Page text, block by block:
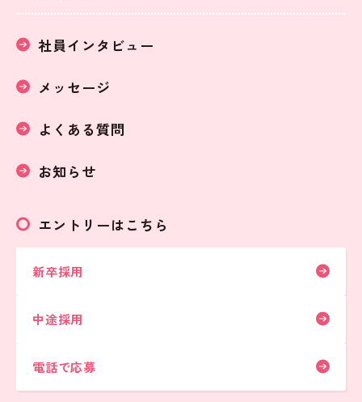
社員インタビュー
メッセージ
よくある質問
お知らせ
エントリーはこちら
新卒採用
中途採用
電話で応募